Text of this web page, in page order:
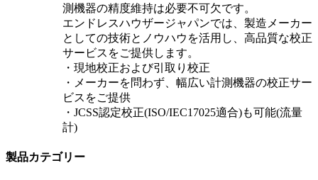
測機器の精度維持は必要不可欠です。
エンドレスハウザージャパンでは、製造メーカー
としての技術とノウハウを活用し、高品質な校正
サービスをご提供します。
・現地校正および引取り校正
・メーカーを問わず、幅広い計測機器の校正サー
ビスをご提供
・JCSS認定校正(ISO/IEC17025適合)も可能(流量
計)
製品カテゴリー